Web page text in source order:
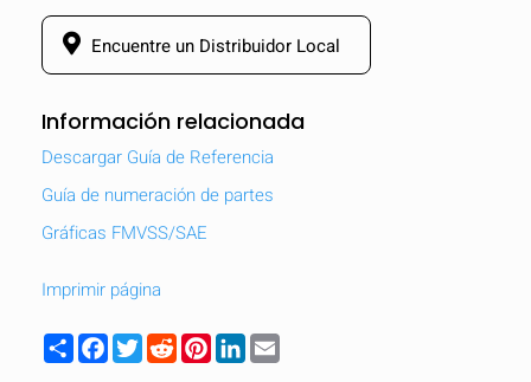
Comparar
Encuentre un Distribuidor Local
Información relacionada
Descargar Guía de Referencia
Guía de numeración de partes
Gráficas FMVSS/SAE
Imprimir página
ShareFacebook
TwitterRedditPinterest
LinkedIn